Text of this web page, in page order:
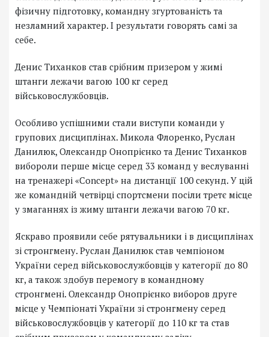
фізичну підготовку, командну згуртованість та
незламний характер. І результати говорять самі за
себе.
Денис Тиханков став срібним призером у жимі
штанги лежачи вагою 100 кг серед
військовослужбовців.
Особливо успішними стали виступи команди у
групових дисциплінах. Микола Флоренко, Руслан
Данилюк, Олександр Онопрієнко та Денис Тиханков
вибороли перше місце серед 33 команд у веслуванні
на тренажері «Concept» на дистанції 100 секунд. У цій
же командній четвірці спортсмени посіли третє місце
у змаганнях із жиму штанги лежачи вагою 70 кг.
Яскраво проявили себе рятувальники і в дисциплінах
зі стронгмену. Руслан Данилюк став чемпіоном
України серед військовослужбовців у категорії до 80
кг, а також здобув перемогу в командному
стронгмені. Олександр Онопрієнко виборов друге
місце у Чемпіонаті України зі стронгмену серед
військовослужбовців у категорії до 110 кг та став